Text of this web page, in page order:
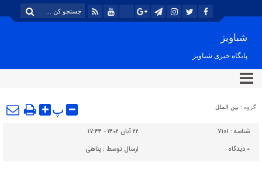
شباویز
پایگاه خبری شباویز
گروه : بین الملل پ
شناسه : 7101
۲۲ آبان ۱۴۰۲ - ۱۷:۴۴
۰ دیدگاه ارسال توسط :پناهی